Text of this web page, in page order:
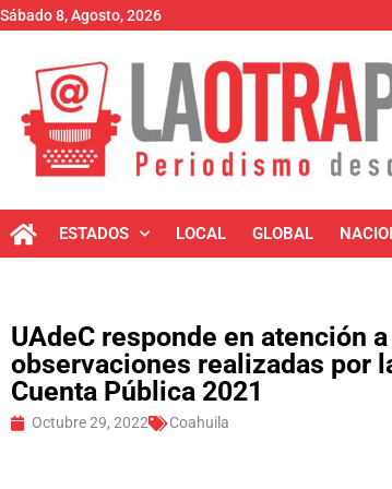
Sábado 8, Agosto, 2026
ESTADOS LOCAL GLOBAL
UAdeC responde en atención
observaciones realizadas por
Cuenta Pública 2021
Octubre 29, 2022 Coahuila